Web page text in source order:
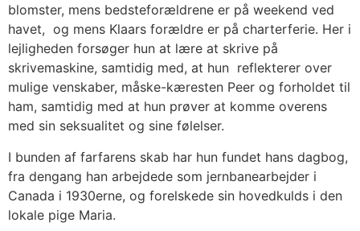
blomster, mens bedsteforældrene er på weekend ved
havet, og mens Klaars forældre er på charterferie. Her i
lejligheden forsøger hun at lære at skrive på
skrivemaskine, samtidig med, at hun reflekterer over
mulige venskaber, måske-kæresten Peer og forholdet til
ham, samtidig med at hun prøver at komme overens
med sin seksualitet og sine følelser.
I bunden af farfarens skab har hun fundet hans dagbog,
fra dengang han arbejdede som jernbanearbejder i
Canada i 1930erne, og forelskede sin hovedkulds i den
lokale pige Maria.